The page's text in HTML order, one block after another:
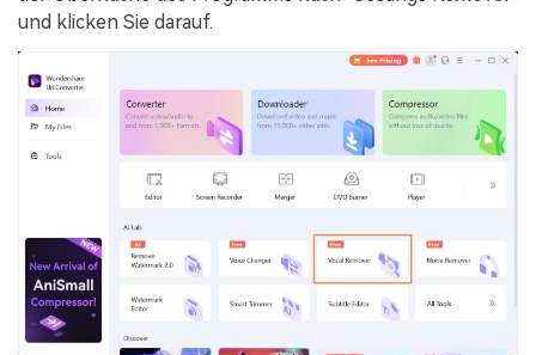
und klicken Sie darauf.